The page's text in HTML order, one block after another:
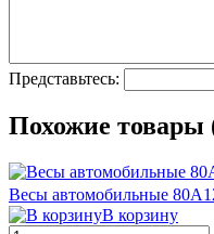
Представьтесь:
Похожие товары
Весы автомобильные
В корзину